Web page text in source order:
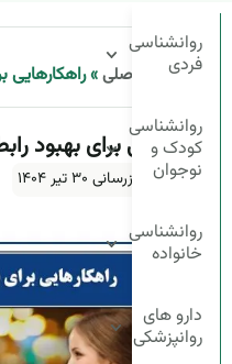
روانشناسی
فردی
روانشناسی
کودک و
نوجوان
روانشناسی
خانواده
دارو های
روانپزشکی
صفحه اصلی»راهکارهایی
راهکارهایی برای بهبود
آخرین بروزرسانی ۳۰ تیر ۱۴۰۴